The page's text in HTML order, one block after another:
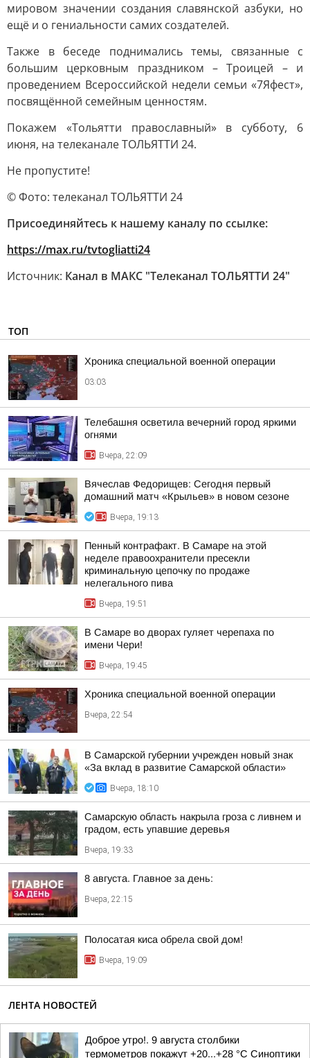
мировом значении создания славянской азбуки, но
ещё и о гениальности самих создателей.
Также в беседе поднимались темы, связанные с
большим церковным праздником – Троицей – и
проведением Всероссийской недели семьи «7Яфест»,
посвящённой семейным ценностям.
Покажем «Тольятти православный» в субботу, 6
июня, на телеканале ТОЛЬЯТТИ 24.
Не пропустите!
© Фото: телеканал ТОЛЬЯТТИ 24
Присоединяйтесь к нашему каналу по ссылке:
https://max.ru/tvtogliatti24
Источник: Канал в МАКС "Телеканал ТОЛЬЯТТИ 24"
ТОП
Хроника специальной военной операции
03:03
Телебашня осветила вечерний город яркими
огнями
Вчера, 22:09
Вячеслав Федорищев: Сегодня первый
домашний матч «Крыльев» в новом сезоне
Вчера, 19:13
Пенный контрафакт. В Самаре на этой
неделе правоохранители пресекли
криминальную цепочку по продаже
нелегального пива
Вчера, 19:51
В Самаре во дворах гуляет черепаха по
имени Чери!
Вчера, 19:45
Хроника специальной военной операции
Вчера, 22:54
В Самарской губернии учрежден новый знак
«За вклад в развитие Самарской области»
Вчера, 18:10
Самарскую область накрыла гроза с ливнем и
градом, есть упавшие деревья
Вчера, 19:33
8 августа. Главное за день:
Вчера, 22:15
Полосатая киса обрела свой дом!
Вчера, 19:09
ЛЕНТА НОВОСТЕЙ
Доброе утро!. 9 августа столбики
термометров покажут +20...+28 °C Синоптики